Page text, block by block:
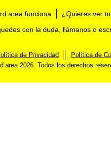
area funciona ¿Quieres ver
con la duda, llámanos o
de Privacidad
Política de
area 2026. Todos los derechos